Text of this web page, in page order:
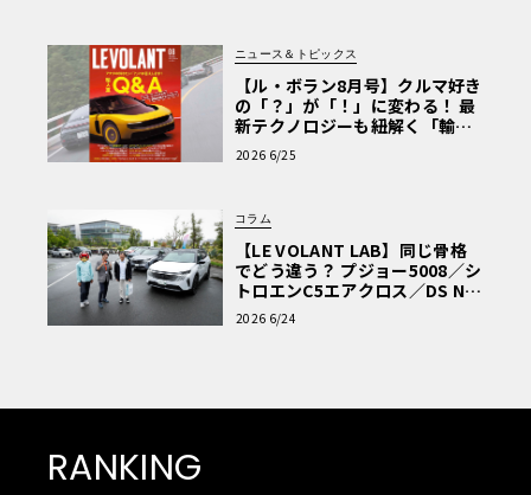
ニュース＆トピックス
【ル・ボラン8月号】クルマ好き
の「？」が「！」に変わる！ 最
新テクノロジーも紐解く「輸入
車Q&A」
2026 6/25
コラム
【LE VOLANT LAB】同じ骨格
でどう違う？ プジョー5008／シ
トロエンC5エアクロス／DS Nº4
読者一気乗りレポート
2026 6/24
RANKING